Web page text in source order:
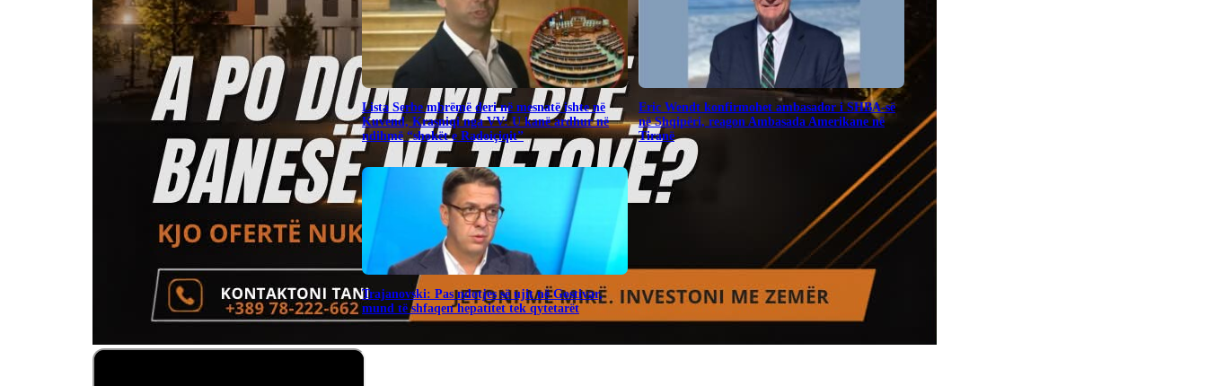
​Lista Serbe mbrëmë deri në mesnatë ishte në
Kuvend, Krasniqi nga VV: U kanë ardhur në
ndihmë “shokët e Radoiçiqit”
Eric Wendt konfirmohet ambasador i SHBA-së
në Shqipëri, reagon Ambasada Amerikane në
Tiranë
Trajanovski: Pas ndotjes së ujit në Gostivar,
mund të shfaqen hepatitet tek qytetarët